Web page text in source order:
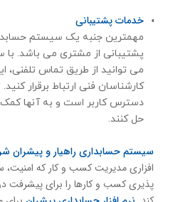
خدمات پشتیبانی
مهمترین جنبه یک سیستم
پشتیبانی از مشتری می باشد.
می توانید از طریق تماس تلفنی،
کارشناسان فنی ارتباط برقرار
دسترس کاربر است و به آنها
حل کنند.
سیستم حسابداری راهیار و پیشران
افزاری مدیریت کسب و کار که
پذیری کسب و کارها را برای پیشرفت